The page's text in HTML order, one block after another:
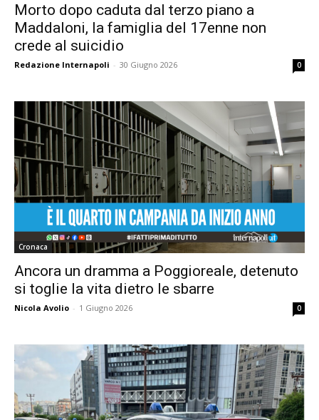
Morto dopo caduta dal terzo piano a
Maddaloni, la famiglia del 17enne non
crede al suicidio
Redazione Internapoli - 30 Giugno 2026 0
Cronaca
Ancora un dramma a Poggioreale, detenuto
si toglie la vita dietro le sbarre
Nicola Avolio - 1 Giugno 2026 0